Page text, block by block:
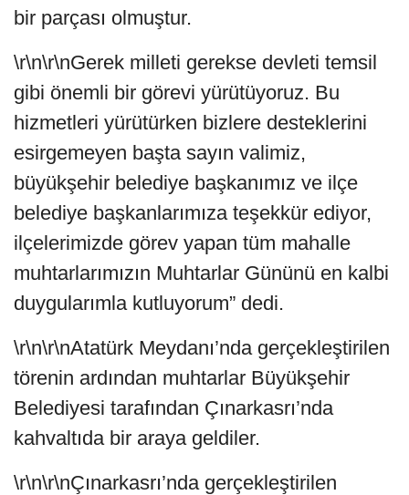
bir parçası olmuştur.
\r\n\r\nGerek milleti gerekse devleti temsil
gibi önemli bir görevi yürütüyoruz. Bu
hizmetleri yürütürken bizlere desteklerini
esirgemeyen başta sayın valimiz,
büyükşehir belediye başkanımız ve ilçe
belediye başkanlarımıza teşekkür ediyor,
ilçelerimizde görev yapan tüm mahalle
muhtarlarımızın Muhtarlar Gününü en kalbi
duygularımla kutluyorum” dedi.
\r\n\r\nAtatürk Meydanı’nda gerçekleştirilen
törenin ardından muhtarlar Büyükşehir
Belediyesi tarafından Çınarkasrı’nda
kahvaltıda bir araya geldiler.
\r\n\r\nÇınarkasrı’nda gerçekleştirilen